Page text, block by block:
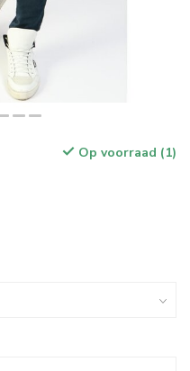
Op voorraad (1)